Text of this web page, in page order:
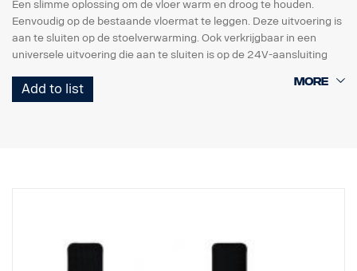
Een slimme oplossing om de vloer warm en droog te houden.
Eenvoudig op de bestaande vloermat te leggen. Deze uitvoering is
aan te sluiten op de stoelverwarming. Ook verkrijgbaar in een
universele uitvoering die aan te sluiten is op de 24V-aansluiting
aan bestuurders- of bijrijderszijde.
Add to list